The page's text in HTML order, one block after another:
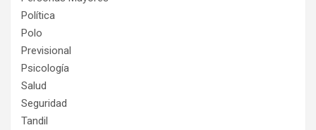
Política
Polo
Previsional
Psicología
Salud
Seguridad
Tandil